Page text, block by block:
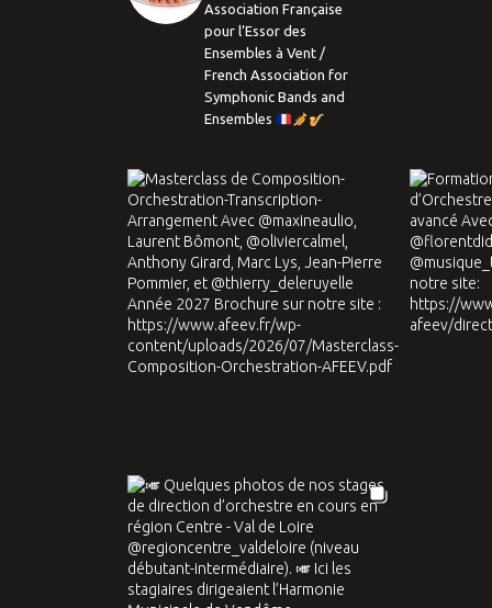
Association Française
pour l’Essor des
Ensembles à Vent /
French Association for
Symphonic Bands and
Ensembles